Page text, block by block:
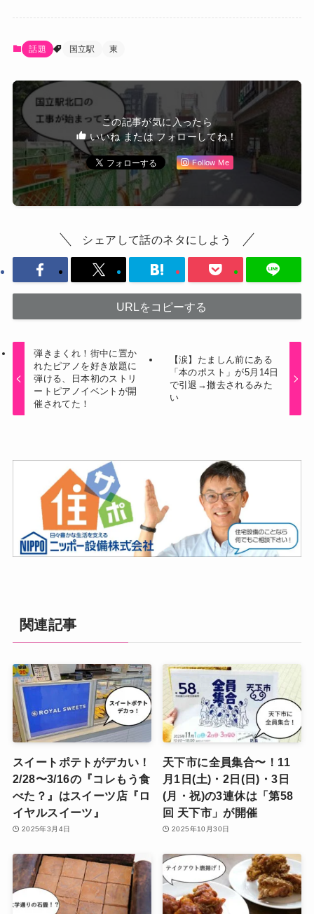
話題 国立駅 東
この記事が気に入ったら
いいね または フォローしてね！
Follow Me
シェアして話のネタにしよう
URLをコピーする
弾きまくれ！街中に置か
れたピアノを好き放題に
弾ける、日本初のストリ
ートピアノイベントが開
催されてた！
【涙】たましん前にある
「本のポスト」が5月14日
で引退→撤去されるみた
い
関連記事
スイートポテトがデカい！
2/28〜3/16の『コレもう食
べた？』はスイーツ店『ロ
イヤルスイーツ』
2025年3月4日
天下市に全員集合〜！11
月1日(土)・2日(日)・3日
(月・祝)の3連休は「第58
回 天下市」が開催
2025年10月30日